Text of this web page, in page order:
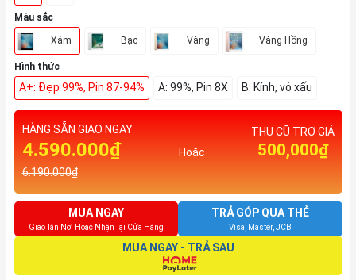
Màu sắc
Xám Bạc Vàng Vàng Hồng
Hình thức
A+: Đẹp 99%, Pin 87-94% A: 99%, Pin 8X B: Kính, vỏ xấu
HÀNG SẴN GIAO NGAY
4.590.000₫
6.190.000₫
Hoặc
THU CŨ TRỢ GIÁ
500,000₫
MUA NGAY
Giao Tận Nơi Hoặc Nhận Tại Cửa Hàng
TRẢ GÓP QUA THẺ
Visa, Master, JCB
MUA NGAY - TRẢ SAU